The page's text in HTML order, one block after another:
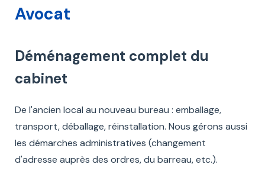
Avocat
Déménagement complet du
cabinet
De l'ancien local au nouveau bureau : emballage,
transport, déballage, réinstallation. Nous gérons aussi
les démarches administratives (changement
d'adresse auprès des ordres, du barreau, etc.).